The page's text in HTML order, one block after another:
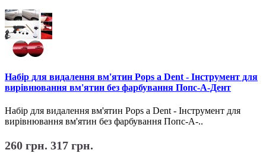
Набір для видалення вм'ятин Pops a Dent - Інструмент для
вирівнювання вм'ятин без фарбування Попс-А-Дент
Набір для видалення вм'ятин Pops a Dent - Інструмент для
вирівнювання вм'ятин без фарбування Попс-А-..
260 грн. 317 грн.